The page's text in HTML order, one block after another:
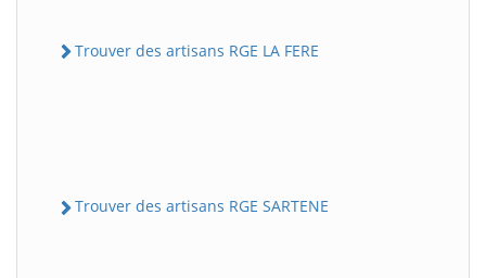
Trouver des artisans RGE LA FERE
Trouver des artisans RGE SARTENE